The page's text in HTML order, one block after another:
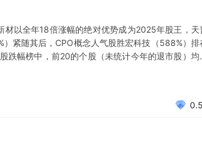
材以全年18倍涨幅的绝对优势成为2025年股王，天
紧随其后，CPO概念人气股胜宏科技（588%）排
跌幅榜中，前20的个股（未统计今年的退市股）均